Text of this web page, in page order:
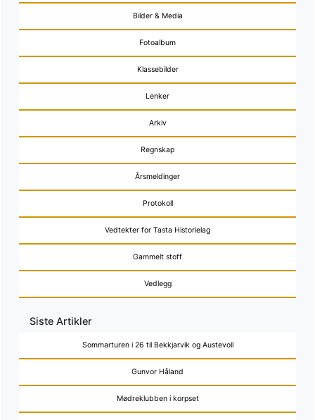
Bilder & Media
Fotoalbum
Klassebilder
Lenker
Arkiv
Regnskap
Årsmeldinger
Protokoll
Vedtekter for Tasta Historielag
Gammelt stoff
Vedlegg
Siste Artikler
Sommarturen i 26 til Bekkjarvik og Austevoll
Gunvor Håland
Mødreklubben i korpset